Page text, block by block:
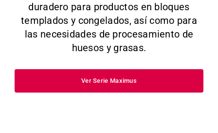
duradero para productos en bloques
templados y congelados, así como para
las necesidades de procesamiento de
huesos y grasas.
Ver Serie Maximus